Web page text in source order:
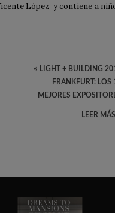
López y contiene a
« LIGHT + BUILDING
FRANKFURT: LOS
MEJORES
LEER